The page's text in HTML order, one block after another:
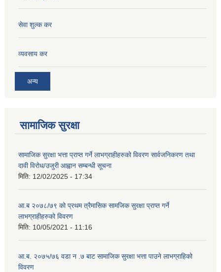
सेवा शुल्क कर
व्यवसाय कर
अन्य
सामाजिक सुरक्षा
सामाजिक सुरक्षा भत्ता प्राप्त गर्ने लाभग्राहीहरुको विवरण सार्वजनिकरण तथा
दावी विरोध/उजुरी आह्वान सम्बन्धी सूचना
मिति: 12/02/2025 - 17:34
आ.ब २०७८/७९ को प्रथम त्रैमासिक सामजिक सुरक्षा प्राप्त गर्ने
लाभग्राहीहरुको विवरण
मिति: 10/05/2021 - 11:16
आ.ब. २०७५/७६ वडा न .७ बाट सामाजिक सुरक्षा भत्ता पाउने लाभग्राहिको
विवरण